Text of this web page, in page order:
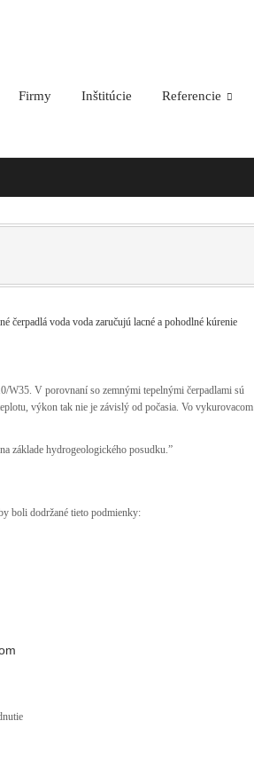
Firmy Inštitúcie Referencie
W35. V porovnaní so zemnými tepelnými čerpadlami sú
výkon tak nie je závislý od počasia. Vo vykurovacom
základe hydrogeologického posudku.”
boli dodržané tieto podmienky: